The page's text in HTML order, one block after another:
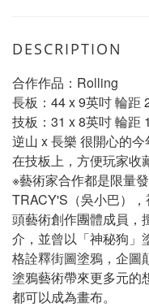
DESCRIPTION
合作作品：Rolling
長板：44 x 9英吋 輪距
技板：31 x 8英吋 輪距
逆山 x 長樂 很開心的
在技板上，方便玩家收
※藝術家合作都是限量
TRACY'S（吳小巴）
頭藝術創作團體成員，
介，並曾以「神秘狗」
格詮釋街圖塗鴉，企圖
塗鴉藝術帶來更多元的
都可以成為畫布。